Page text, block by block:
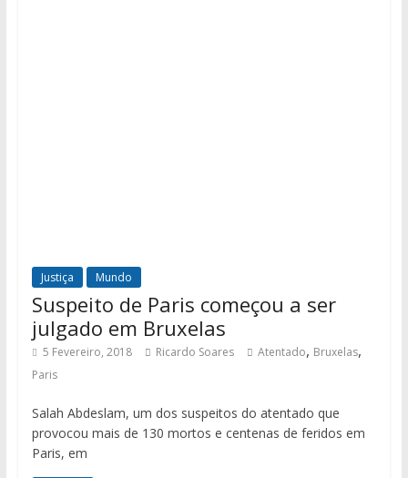
Justiça Mundo
Suspeito de Paris começou a ser
julgado em Bruxelas
5 Fevereiro, 2018 Ricardo Soares Atentado, Bruxelas,
Paris
Salah Abdeslam, um dos suspeitos do atentado que
provocou mais de 130 mortos e centenas de feridos em
Paris, em